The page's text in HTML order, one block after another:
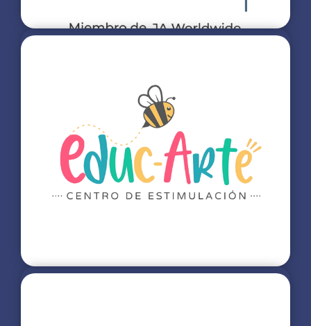
Liderazgo JA
Contamos con una alianza estratégica con el programa
JA Worldwide, impulsando de esta manera el espíritu
emprendedor, creatividad y el liderazgo en nuestros
estudiantes.
Más info